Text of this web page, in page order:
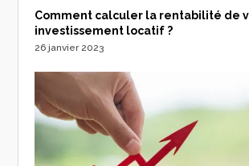
Comment calculer la rentabilité de
investissement locatif ?
26 janvier 2023